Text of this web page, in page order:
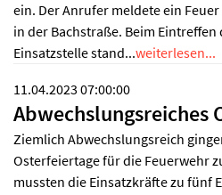
ein. Der Anrufer meldete ein
in der Bachstraße. Beim
Einsatzstelle stand...weiterlesen...
11.04.2023 07:00:00
Abwechslungsreiches
Ziemlich Abwechslungsreich
Osterfeiertage für die Feuerwehr
mussten die Einsatzkräfte zu fünf